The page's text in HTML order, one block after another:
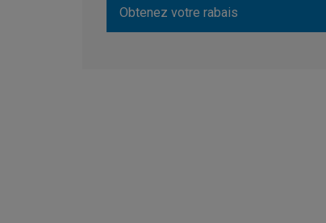
Obtenez votre rabais